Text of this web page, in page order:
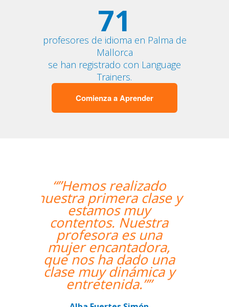
71
profesores de idioma en Palma de
Mallorca
se han registrado con Language
Trainers.
Comienza a Aprender
“”Me han encontrado
un profesor nativo y
pude disfrutar de mis
clases de Swahili.””
Alexandra Keller
Curso de Swahili en Madrid